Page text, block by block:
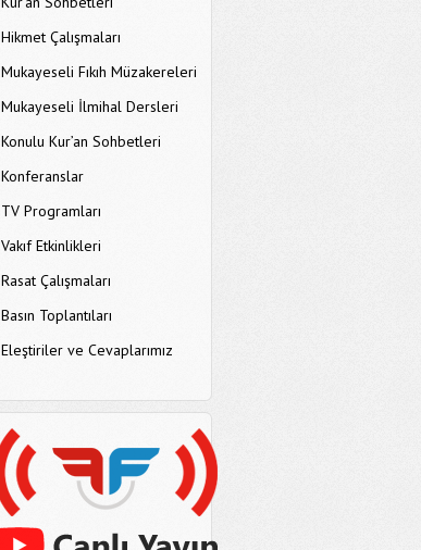
Hikmet Çalışmaları
Mukayeseli Fıkıh Müzakereleri
Mukayeseli İlmihal Dersleri
Konulu Kur’an Sohbetleri
Konferanslar
TV Programları
Vakıf Etkinlikleri
Rasat Çalışmaları
Basın Toplantıları
Eleştiriler ve Cevaplarımız